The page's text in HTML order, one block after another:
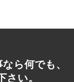
ら何でも、
さい。